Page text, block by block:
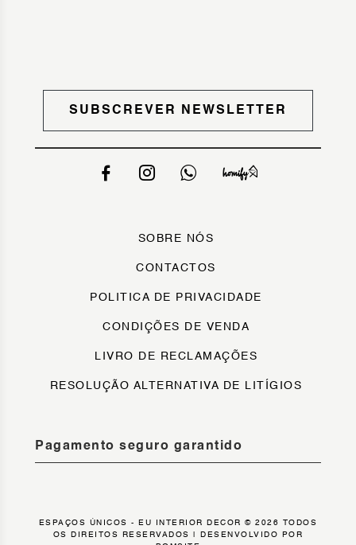
SUBSCREVER NEWSLETTER
SOBRE NÓS
CONTACTOS
POLITICA DE PRIVACIDADE
CONDIÇÕES DE VENDA
LIVRO DE RECLAMAÇÕES
RESOLUÇÃO ALTERNATIVA DE LITÍGIOS
Pagamento seguro garantido
ESPAÇOS ÚNICOS - EU INTERIOR DECOR © 2026 TODOS
OS DIREITOS RESERVADOS | DESENVOLVIDO POR